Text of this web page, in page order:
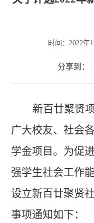
时间： 2022年
分享到：
新百廿聚贤
广大校友、社会
学金项目。为促
强学生社会工作
设立新百廿聚贤
事项通知如下：